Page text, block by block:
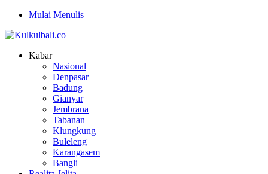
Mulai Menulis
Kabar
Nasional
Denpasar
Badung
Gianyar
Jembrana
Tabanan
Klungkung
Buleleng
Karangasem
Bangli